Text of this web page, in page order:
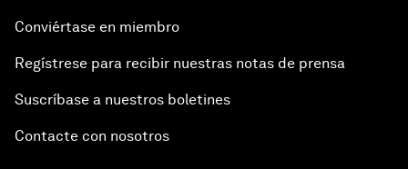
Conviértase en miembro
Regístrese para recibir nuestras notas de prensa
Suscríbase a nuestros boletines
Contacte con nosotros